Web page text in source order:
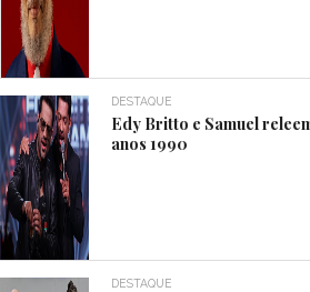
DESTAQUE
Edy Britto e Samuel
anos 1990
DESTAQUE